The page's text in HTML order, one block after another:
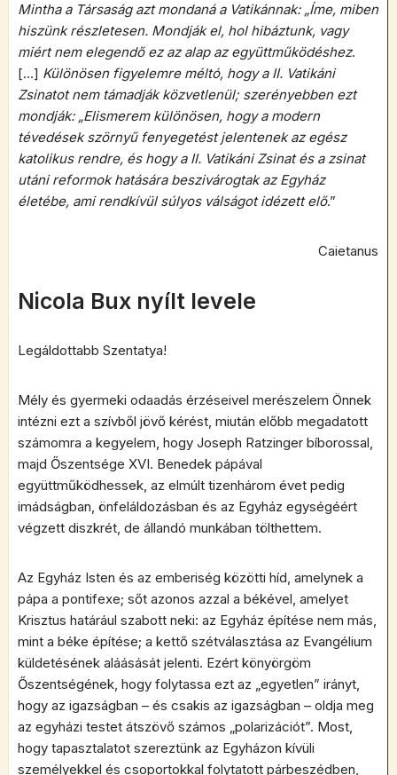
Mintha a Társaság azt mondaná a Vatikánnak: „Íme, miben
hiszünk részletesen. Mondják el, hol hibáztunk, vagy
miért nem elegendő ez az alap az együttműködéshez.
[…] Különösen figyelemre méltó, hogy a II. Vatikáni
Zsinatot nem támadják közvetlenül; szerényebben ezt
mondják: „Elismerem különösen, hogy a modern
tévedések szörnyű fenyegetést jelentenek az egész
katolikus rendre, és hogy a II. Vatikáni Zsinat és a zsinat
utáni reformok hatására beszivárogtak az Egyház
életébe, ami rendkívül súlyos válságot idézett elő.”
Caietanus
Nicola Bux nyílt levele
Legáldottabb Szentatya!
Mély és gyermeki odaadás érzéseivel merészelem Önnek
intézni ezt a szívből jövő kérést, miután előbb megadatott
számomra a kegyelem, hogy Joseph Ratzinger bíborossal,
majd Őszentsége XVI. Benedek pápával
együttműködhessek, az elmúlt tizenhárom évet pedig
imádságban, önfeláldozásban és az Egyház egységéért
végzett diszkrét, de állandó munkában tölthettem.
Az Egyház Isten és az emberiség közötti híd, amelynek a
pápa a pontifexe; sőt azonos azzal a békével, amelyet
Krisztus határául szabott neki: az Egyház építése nem más,
mint a béke építése; a kettő szétválasztása az Evangélium
küldetésének aláásását jelenti. Ezért könyörgöm
Őszentségének, hogy folytassa ezt az „egyetlen” irányt,
hogy az igazságban – és csakis az igazságban – oldja meg
az egyházi testet átszövő számos „polarizációt”. Most,
hogy tapasztalatot szereztünk az Egyházon kívüli
személyekkel és csoportokkal folytatott párbeszédben,